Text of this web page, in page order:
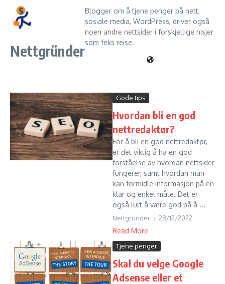
Nettgründer
Blogger om å tjene penger på nett,
sosiale media, WordPress, driver også
noen andre nettsider i forskjellige nisjer
som feks reise.
Gode tips
Hvordan bli en god
nettredaktør?
For å bli en god nettredaktør,
er det viktig å ha en god
forståelse av hvordan nettsider
fungerer, samt hvordan man
kan formidle informasjon på en
klar og enkel måte. Det er
også lurt å være god på å ...
Nettgründer 28/12/2022
Read More
Tjene penger
Skal du velge Google
Adsense eller et